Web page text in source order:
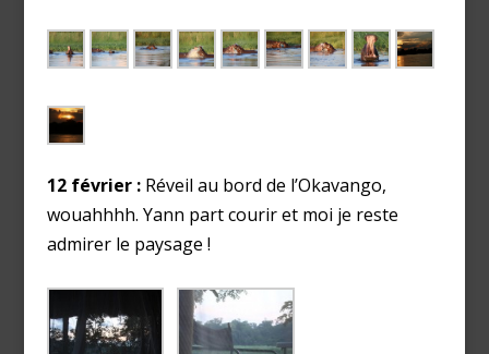
12 février :Réveil au bord de l’Okavango,
wouahhhh. Yann part courir et moi je reste
admirer le paysage !